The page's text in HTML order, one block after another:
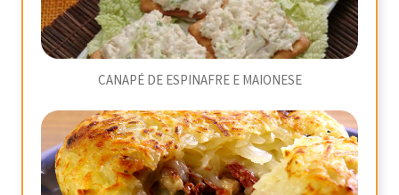
CANAPÉ DE ESPINAFRE E MAIONESE